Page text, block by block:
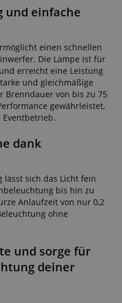
und einfache
einen schnellen
Die Lampe ist für
erreicht eine Leistung
und gleichmäßige
von bis zu 75
gewährleistet,
dank
sich das Licht fein
bis hin zu
Anlaufzeit von nur 0,2
ohne
und sorge für
deiner